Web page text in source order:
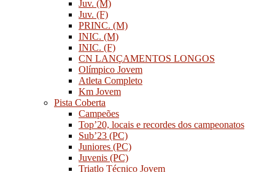
Juv. (M)
Juv. (F)
PRINC. (M)
INIC. (M)
INIC. (F)
CN LANÇAMENTOS LONGOS
Olímpico Jovem
Atleta Completo
Km Jovem
Pista Coberta
Campeões
Top’20, locais e recordes dos campeonatos
Sub’23 (PC)
Juniores (PC)
Juvenis (PC)
Triatlo Técnico Jovem